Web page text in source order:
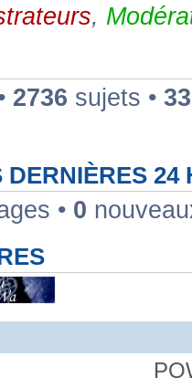
,
2736 sujets •
24
• 0